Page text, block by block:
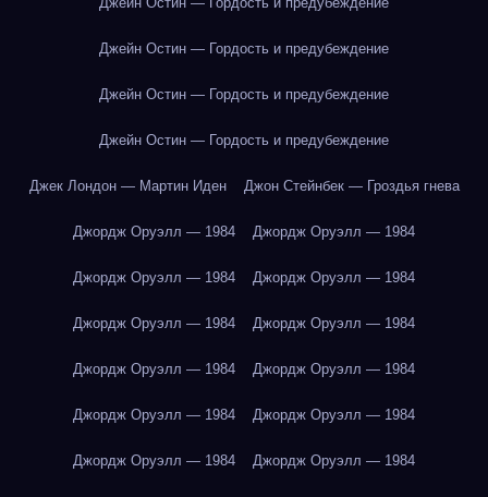
Джейн Остин — Гордость и предубеждение
Джейн Остин — Гордость и предубеждение
Джейн Остин — Гордость и предубеждение
Джек Лондон — Мартин Иден Джон Стейнбек — Гроздья гнева
Джордж Оруэлл — 1984 Джордж Оруэлл — 1984
Джордж Оруэлл — 1984 Джордж Оруэлл — 1984
Джордж Оруэлл — 1984 Джордж Оруэлл — 1984
Джордж Оруэлл — 1984 Джордж Оруэлл — 1984
Джордж Оруэлл — 1984 Джордж Оруэлл — 1984
Джордж Оруэлл — 1984 Джордж Оруэлл — 1984